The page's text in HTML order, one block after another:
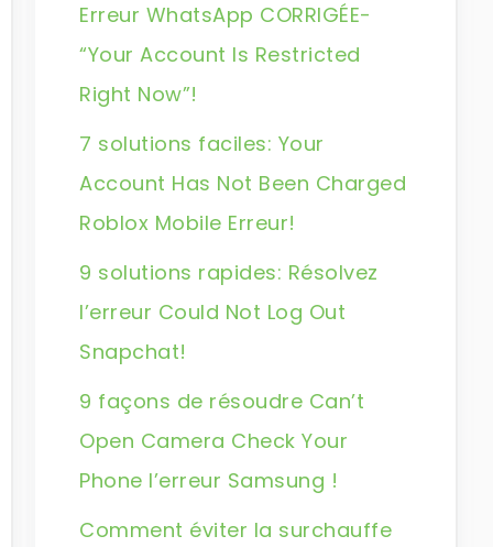
Erreur WhatsApp CORRIGÉE-
“Your Account Is Restricted
Right Now”!
7 solutions faciles: Your
Account Has Not Been Charged
Roblox Mobile Erreur!
9 solutions rapides: Résolvez
l’erreur Could Not Log Out
Snapchat!
9 façons de résoudre Can’t
Open Camera Check Your
Phone l’erreur Samsung !
Comment éviter la surchauffe